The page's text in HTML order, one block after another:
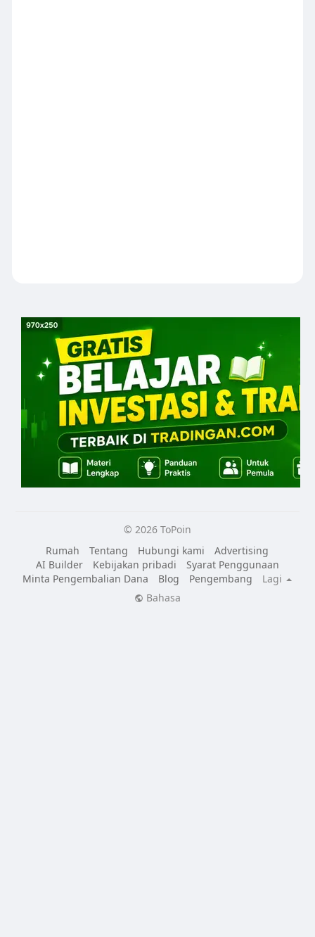
© 2026 ToPoin
Rumah
Tentang Hubungi kami
Advertising
AI Builder
Kebijakan pribadi
Syarat Penggunaan
Minta Pengembalian Dana
Blog Pengembang
Lagi
Bahasa